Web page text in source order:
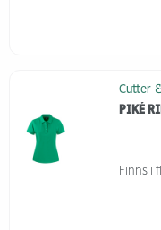
Cutter
PIKÉ
Finns i